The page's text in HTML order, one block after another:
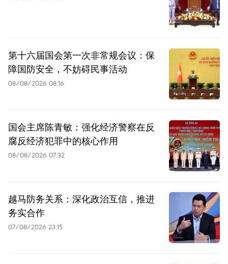
第十六届国会第一次非常规会议：保
障国防安全，不妨碍民事活动
08/08/2026 08:16
国会主席陈青敏：强化经济警察在反
腐反经济犯罪中的核心作用
08/08/2026 07:32
越马防务关系：深化政治互信，推进
务实合作
07/08/2026 23:15